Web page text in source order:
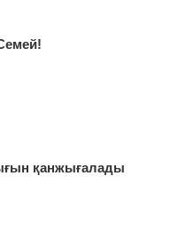
қанжығалады